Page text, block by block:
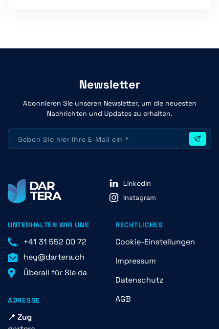
Newsletter
Abonnieren Sie unseren Newsletter, um die neuesten
Nachrichten und Updates zu erhalten.
LinkedIn
Instagram
UNTERHALTEN WIR UNS
+41 31 552 00 72
hey@dartera.ch
Überall für Sie da
RECHTLICHES
Cookie-Einstellungen
Impressum
Datenschutz
AGB
ADRESSE
📍 Zug